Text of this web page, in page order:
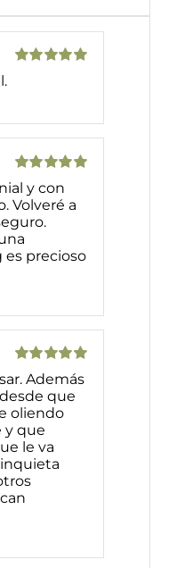
Valorado
con 5de 5
y con
Volveré a
es precioso
Valorado
con5de 5
Además
que
oliendo
y que
le va